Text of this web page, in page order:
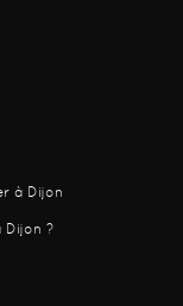
à Dijon
Dijon ?